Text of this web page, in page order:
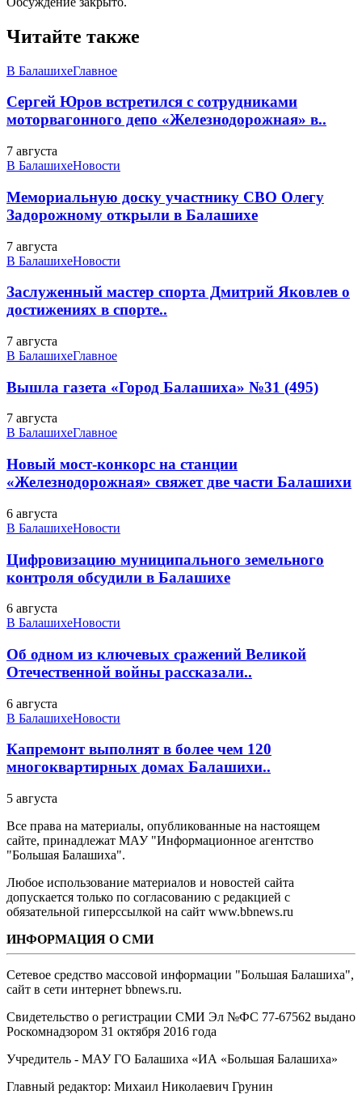
Читайте также
В БалашихеГлавное
Сергей Юров встретился с сотрудниками
моторвагонного депо «Железнодорожная» в..
7 августа
В БалашихеНовости
Мемориальную доску участнику СВО Олегу
Задорожному открыли в Балашихе
7 августа
В БалашихеНовости
Заслуженный мастер спорта Дмитрий Яковлев о
достижениях в спорте..
7 августа
В БалашихеГлавное
Вышла газета «Город Балашиха» №31 (495)
7 августа
В БалашихеГлавное
Новый мост-конкорс на станции
«Железнодорожная» свяжет две части Балашихи
6 августа
В БалашихеНовости
Цифровизацию муниципального земельного
контроля обсудили в Балашихе
6 августа
В БалашихеНовости
Об одном из ключевых сражений Великой
Отечественной войны рассказали..
6 августа
В БалашихеНовости
Капремонт выполнят в более чем 120
многоквартирных домах Балашихи..
5 августа
Все права на материалы, опубликованные на настоящем
сайте, принадлежат МАУ "Информационное агентство
"Большая Балашиха".
Любое использование материалов и новостей сайта
допускается только по согласованию с редакцией с
обязательной гиперссылкой на сайт www.bbnews.ru
ИНФОРМАЦИЯ О СМИ
Сетевое средство массовой информации "Большая Балашиха",
сайт в сети интернет bbnews.ru.
Свидетельство о регистрации СМИ Эл №ФС ‎77-67562 выдано
Роскомнадзором 31 октября 2016 года
Учредитель - МАУ ГО Балашиха «ИА «Большая Балашиха»
Главный редактор: Михаил Николаевич Грунин